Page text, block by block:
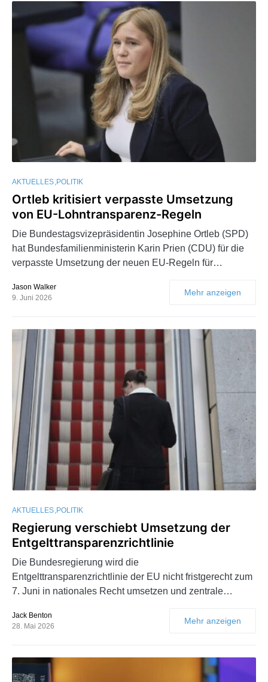
AKTUELLES POLITIK
Ortleb kritisiert verpasste Umsetzung
von EU-Lohntransparenz-Regeln
Die Bundestagsvizepräsidentin Josephine Ortleb (SPD)
hat Bundesfamilienministerin Karin Prien (CDU) für die
verpasste Umsetzung der neuen EU-Regeln für…
Jason Walker
9. Juni 2026
Mehr anzeigen
AKTUELLES POLITIK
Regierung verschiebt Umsetzung der
Entgelttransparenzrichtlinie
Die Bundesregierung wird die
Entgelttransparenzrichtlinie der EU nicht fristgerecht zum
7. Juni in nationales Recht umsetzen und zentrale…
Jack Benton
28. Mai 2026
Mehr anzeigen